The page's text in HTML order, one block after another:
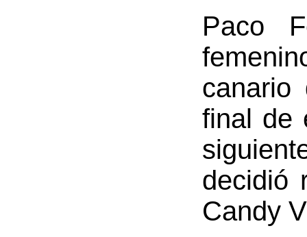
Paco
canario
final de
decidió
Candy